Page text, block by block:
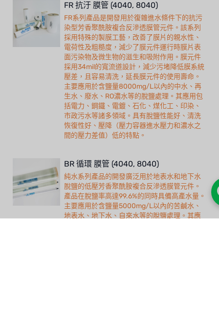
FR 抗汙 膜管 (4040, 8040)
FR系列產品是開發用於復雜進水條件下的抗污
染型芳香聚酰胺複合反滲透膜管元件。該系列
採用特殊的製膜工藝，改善了膜片的親水性、
電荷性及粗糙度，減少了膜元件運行時膜片表
面污染物及微生物的滋生和吸附作用。膜元件
採用34mil的寬流道設計，減少污堵降低膜系統
壓差，且容易清洗，延長膜元件的使用壽命。
主要應用於含鹽量8000mg/L以內的中水、再
生水、廢水、RO濃水等的脫鹽處理。其應用包
括電力、鋼鐵、電鍍、石化、煤化工、印染、
市政污水等諸多領域。具有脫鹽性能好、清洗
恢復性好、壓降（壓力容器進水壓力和濃水之
間的壓力差值）低的特點。
BR 循環 膜管 (4040, 8040)
純水系列產品的開發廣泛用於地表水和地下水
脫鹽的低壓芳香聚酰胺複合反滲透膜管元件。
產品在脫鹽率高達99.6%的同時具備高產水量。
主要應用於含鹽量5000mg/L以內的苦鹹水、
地表水、地下水、自來水等的脫鹽處理。其應